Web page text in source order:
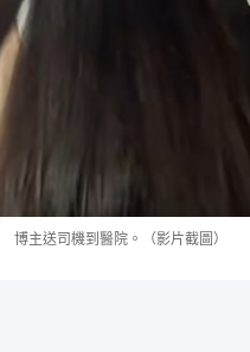
博主送司機到醫院。（影片截圖）